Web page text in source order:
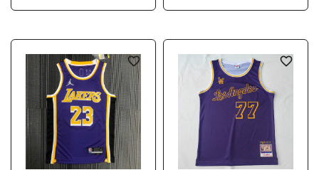
favorite_border favorite_border